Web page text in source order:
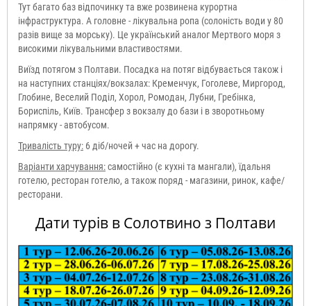
Тут багато баз відпочинку та вже розвинена курортна
інфраструктура. А головне - лікувальна ропа (солоність води у 80
разів вище за морську). Це український аналог Мертвого моря з
високими лікувальними властивостями.
Виїзд потягом з Полтави. Посадка на потяг відбувається також і
на наступних станціях/вокзалах: Кременчук, Гоголеве, Миргород,
Глобине, Веселий Поділ, Хорол, Ромодан, Лубни, Гребінка,
Бориспіль, Київ. Трансфер з вокзалу до бази і в зворотньому
напрямку - автобусом.
Тривалість туру: 6 діб/ночей + час на дорогу.
Варіанти харчування:самостійно (є кухні та мангали), їдальня
готелю, ресторан готелю, а також поряд - магазини, ринок, кафе/
ресторани.
Дати турів в Солотвино з Полтави